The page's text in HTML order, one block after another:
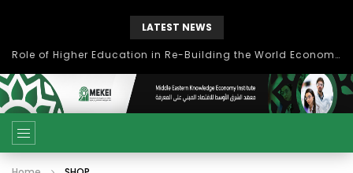
LATEST NEWS
Role of Higher Education in Re-Building the World Economy Post Covid-19